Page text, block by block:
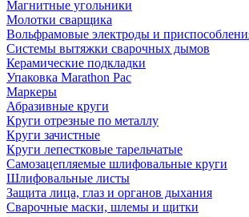
Магнитные угольники
Молотки сварщика
Вольфрамовые электроды и
Системы вытяжки сварочных дымов
Керамические подкладки
Упаковка Marathon Pac
Маркеры
Абразивные круги
Круги отрезные по металлу
Круги зачистные
Круги лепестковые тарельчатые
Самозацепляемые шлифовальные круги
Шлифовальные листы
Защита лица, глаз и органов дыхания
Сварочные маски, шлемы и щитки